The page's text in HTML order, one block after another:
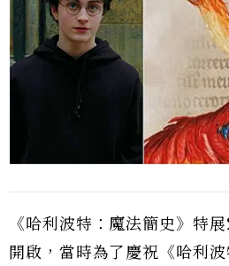
《哈利波特：魔法簡史》特
開啟，當時為了慶祝《哈利波